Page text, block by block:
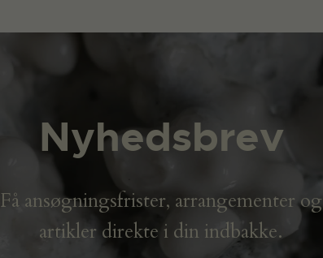
Nyhedsbrev
Få ansøgningsfrister, arrangementer og
artikler direkte i din indbakke.